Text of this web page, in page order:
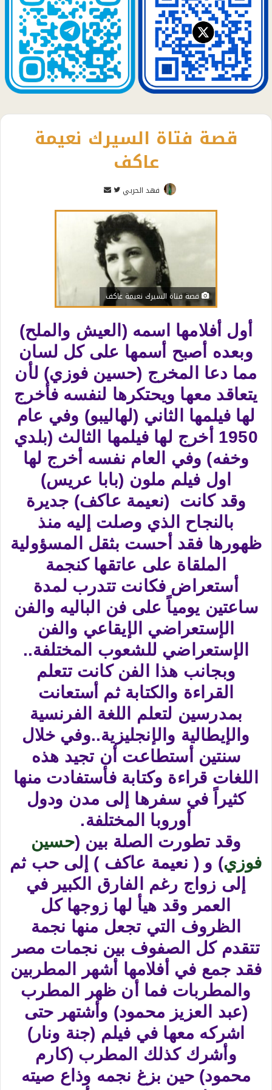
قصة فتاة السيرك نعيمة
عاكف
فهد الحربي
تابع
تويتر
أرسل
إلكترونيا
قصة فتاة السيرك نعيمة عاكف
أول أفلامها اسمه (العيش والملح)
وبعده أصبح أسمها على كل لسان
مما دعا المخرج (حسين فوزي) لأن
يتعاقد معها ويحتكرها لنفسه فأخرج
لها فيلمها الثاني (لهاليبو) وفي عام
1950 أخرج لها فيلمها الثالث (بلدي
وخفه) وفي العام نفسه أخرج لها
اول فيلم ملون (بابا عريس)
وقد كانت (نعيمة عاكف) جديرة
بالنجاح الذي وصلت إليه منذ
ظهورها فقد أحست بثقل المسؤولية
الملقاة على عاتقها كنجمة
أستعراض فكانت تتدرب لمدة
ساعتين يومياً على فن الباليه والفن
الإستعراضي الإيقاعي والفن
الإستعراضي للشعوب المختلفة..
وبجانب هذا الفن كانت تتعلم
القراءة والكتابة ثم أستعانت
بمدرسين لتعلم اللغة الفرنسية
والإيطالية والإنجليزية..وفي خلال
سنتين أستطاعت أن تجيد هذه
اللغات قراءة وكتابة فأستفادت منها
كثيراً في سفرها إلى مدن ودول
أوروبا المختلفة.
وقد تطورت الصلة بين (حسين
فوزي) و ( نعيمة عاكف ) إلى حب ثم
إلى زواج رغم الفارق الكبير في
العمر وقد هيأ لها زوجها كل
الظروف التي تجعل منها نجمة
تتقدم كل الصفوف بين نجمات مصر
فقد جمع في أفلامها أشهر المطربين
والمطربات فما أن ظهر المطرب
(عبد العزيز محمود) وأشتهر حتى
اشركه معها في فيلم (جنة ونار)
وأشرك كذلك المطرب (كارم
محمود) حين بزغ نجمه وذاع صيته